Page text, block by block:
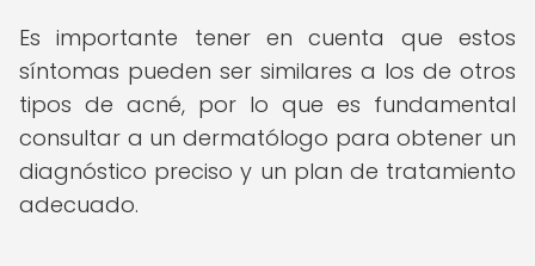
Es importante tener en cuenta que estos
síntomas pueden ser similares a los de otros
tipos de acné, por lo que es fundamental
consultar a un dermatólogo para obtener un
diagnóstico preciso y un plan de tratamiento
adecuado.